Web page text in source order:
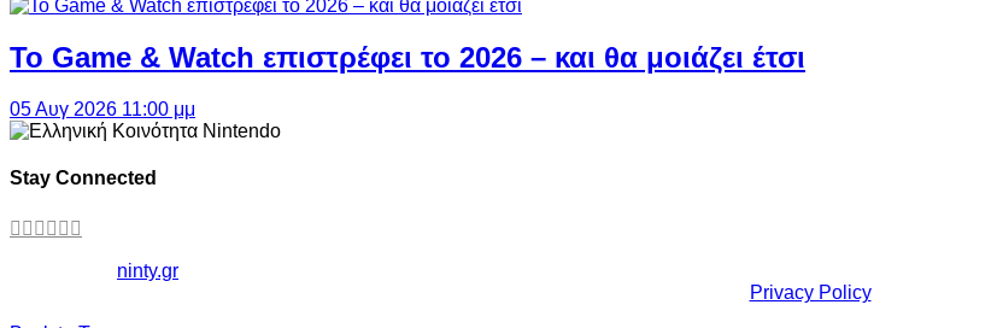
Το Game & Watch επιστρέφει το 2026 – και θα μοιάζει έτσι
05 Αυγ 2026 11:00 μμ
Stay Connected
ninty.gr
Privacy Policy